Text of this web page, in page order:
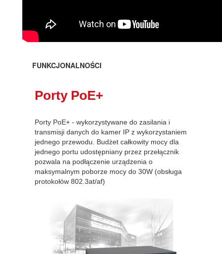
FUNKCJONALNOŚCI
Porty PoE+
Porty PoE+ - wykorzystywane do zasilania i
transmisji danych do kamer IP z wykorzystaniem
jednego przewodu. Budżet całkowity mocy dla
jednego portu udostępniany przez przełącznik
pozwala na podłączenie urządzenia o
maksymalnym poborze mocy do 30W (obsługa
protokołów 802.3at/af)